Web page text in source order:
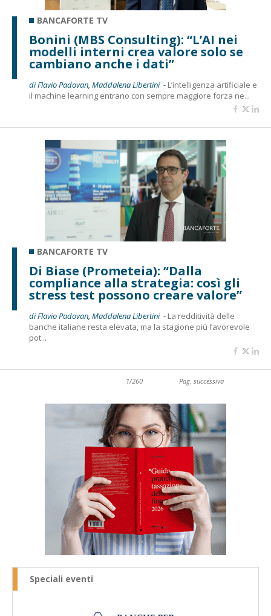
BANCAFORTE TV
Bonini (MBS Consulting): “L’AI nei
modelli interni crea valore solo se
cambiano anche i dati”
di Flavio Padovan, Maddalena Libertini - L’intelligenza artificiale e
il machine learning entrano con sempre maggiore forza ne...
BANCAFORTE TV
Di Biase (Prometeia): “Dalla
compliance alla strategia: così gli
stress test possono creare valore”
di Flavio Padovan, Maddalena Libertini - La redditività delle
banche italiane resta elevata, ma la stagione più favorevole
pot...
1/260 Pag. successiva
Speciali eventi